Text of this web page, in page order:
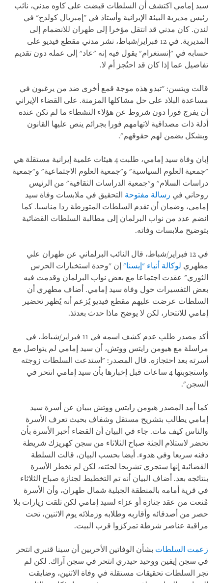
سيد إمامي اكتشف أن السلطات قبضت على كاوه مدني، نائب
رئيس مديرية البيئة الإيرانية وأستاذ في "إمبريال كولدج" في
لندن. كان مدني قد انتقل مؤخرا إلى طهران للانضمام إلى
المديرية. في 12 فبراير/شباط، نشر مدني مقطع فيديو على
حسابه في "إنستغرام" يقول فيه إنه "عاد" إلى عمله دون تقديم
تفاصيل عما إذا كان قد احتُجز أم لا.
قالت ويتسن: "تبدو هذه موجة قمع أخرى ضد من يرغبون في
مساعدة البلاد على حل مشاكلها المزمنة. على القضاء الإيراني
أن يفرج فورا دون شروط عن هؤلاء النشطاء ما لم تكن عنده
أدلة ذات مصداقية لاتهامهم فورا بجرائم ينص عليها القانون
وبشكل يضمن لهم حقوقهم".
إبان وفاة سيد إمامي، طلبت 4 هيئات علمية إيرانية مستقلة هي
"جمعية العلوم السياسية" و"جمعية العلوم الاجتماعية" و"جمعية
دراسات السلام" و"جمعية الدراسات الثقافية" من الرئيس
روحاني في رسالة مفتوحة التحقيق في ملابسات وفاة سيد
إمامي، وضمان أن تقدم السلطات المتورطة ردا مناسبا. كما
انضم عدد من نواب البرلمان إلى مطالبة السلطات القضائية
بتوضيح ملابسات وفاته.
في 12 فبراير/شباط، قال النائب البرلماني عن طهران علي
مطهري لوكالة أنباء "إيسنا" إن "وحدة استخبارات الحرس
الثوري" عقدت اجتماعا مع بعض نواب البرلمان وقدمت فيه
بعض التفسيرات حول وفاة سيد إمامي. أضاف مطهري أن
السلطات عرضت عليهم مقطع فيديو يُزعم أنه يُظهر تحضير
إمامي للانتحار، لكن لا يوضح ماذا حدث بعدئذ.
أكد مصدر طلب عدم كشف اسمه في 11 فبراير/شباط، في
مراسلة مع هيومن رايتس ووتش، أن سيد إمامي لم يتواصل مع
أسرته بعد احتجازه. قال المصدر: "استدعت السلطات زوجته
واستجوبتها 4 ساعات قبل إخبارها بأن سيد إمامي انتحر في
السجن".
كما أمد المصدر هيومن رايتس ووتش ببيان عن أسرة سيد
إمامي يطالب بتشريح مستقل وشفاف بحيث تعرف الأسرة
والناس كيف مات. جاء في البيان أن القضاء أخبر الأسرة بأن
تحضر لاستلام الجثة صباح الثلاثاء من سجن كهريزك شريطة
دفنه سريعا وفي هدوء. أيضا بحسب البيان، قالت السلطة
القضائية إنها ستجري تشريحا لجثته، لكن لم تخطر الأسرة
بنتائجه بعد. أضاف البيان أنه تم التخطيط لجنازة صباح الثلاثاء
في قرية أمامه بالمنطقة الجبلية شمال طهران، وأن الأسرة
مُنعت من عقد جنازة أو عزاء لسيد إمامي لكن تلقت زيارات بلا
حصر من أصدقائه وأقاربه وطلابه وزملائه يوم الاثنين، تحت
مراقبة عناصر شرطة تمركزوا قرب البيت.
زعمت السلطات بشأن الوفاتين الأخريين أن سينا قنبري انتحر
في سجن إيفين ووحيد حيدري انتحر في سجن آراك. لكن لم
تجر السلطات تحقيقات مستقلة في وفاة الاثنين، وضايقت